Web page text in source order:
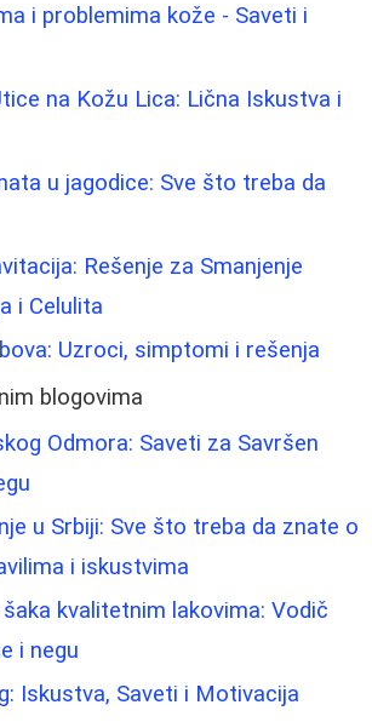
i problemima kože - Saveti i
na Kožu Lica: Lična Iskustva i
u jagodice: Sve što treba da
Rešenje za Smanjenje
i Celulita
Uzroci, simptomi i rešenja
blogovima
Odmora: Saveti za Savršen
u Srbiji: Sve što treba da znate o
i iskustvima
kvalitetnim lakovima: Vodič
i negu
Iskustva, Saveti i Motivacija